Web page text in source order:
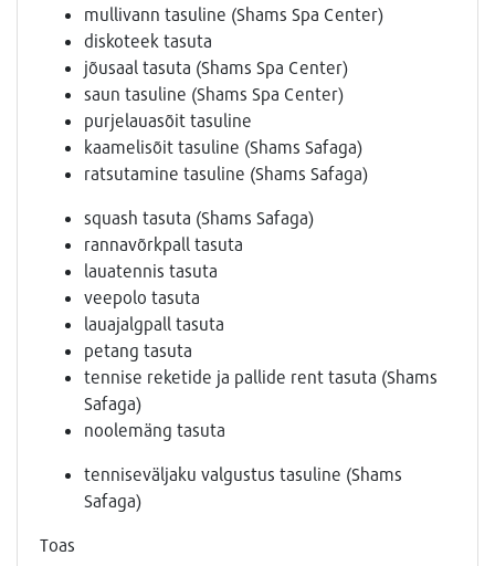
mullivann tasuline (Shams Spa Center)
diskoteek tasuta
jõusaal tasuta (Shams Spa Center)
saun tasuline (Shams Spa Center)
purjelauasõit tasuline
kaamelisõit tasuline (Shams Safaga)
ratsutamine tasuline (Shams Safaga)
squash tasuta (Shams Safaga)
rannavõrkpall tasuta
lauatennis tasuta
veepolo tasuta
lauajalgpall tasuta
petang tasuta
tennise reketide ja pallide rent tasuta (Shams
Safaga)
noolemäng tasuta
tenniseväljaku valgustus tasuline (Shams
Safaga)
Toas